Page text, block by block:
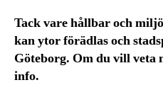
Tack vare hållbar och
kan ytor förädlas och
Göteborg. Om du vill veta
info.